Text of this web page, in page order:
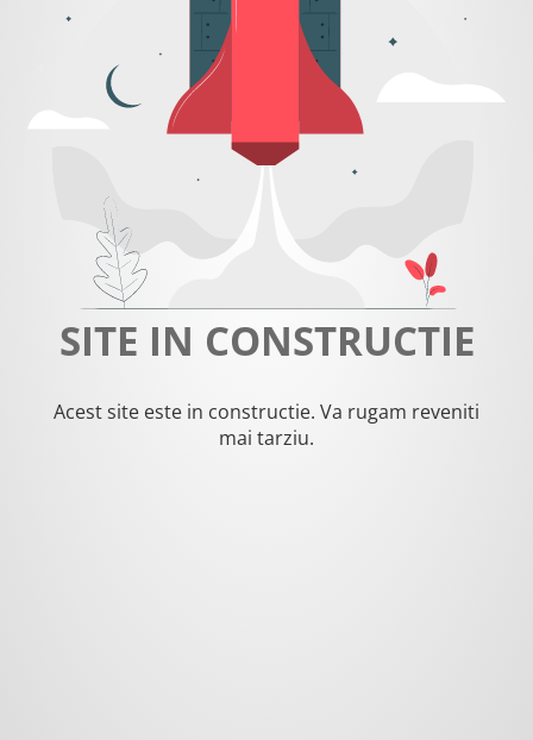
SITE IN CONSTRUCTIE
Acest site este in constructie. Va rugam reveniti
mai tarziu.